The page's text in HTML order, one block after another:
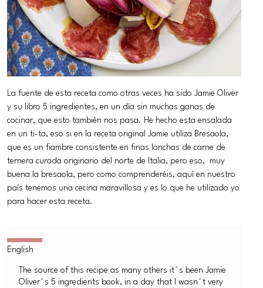
La fuente de esta receta como otras veces ha sido Jamie Oliver
y su libro 5 ingredientes, en un día sin muchas ganas de
cocinar, que esto también nos pasa. He hecho esta ensalada
en un ti-ta, eso si en la receta original Jamie utiliza Bresaola,
que es un fiambre consistente en finas lonchas de carne de
ternera curada originario del norte de Italia, pero eso, muy
buena la bresaola, pero como comprenderéis, aquí en nuestro
país tenemos una cecina maravillosa y es lo que he utilizado yo
para hacer esta receta.
The source of this recipe as many others it´s been Jamie
Oliver´s 5 ingredients book, in a day that I wasn´t very